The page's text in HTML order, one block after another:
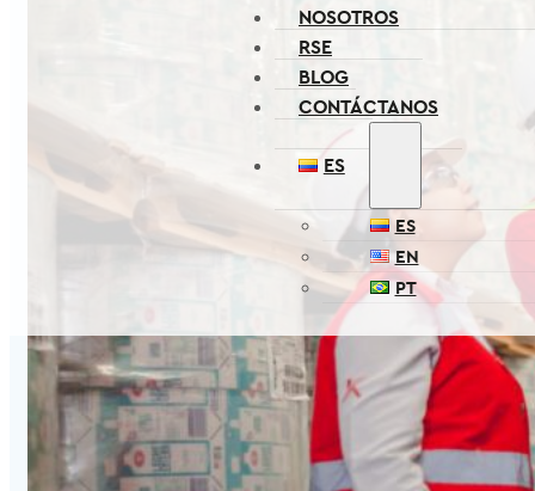
NOSOTROS
RSE
BLOG
CONTÁCTANOS
ES
ES
EN
PT